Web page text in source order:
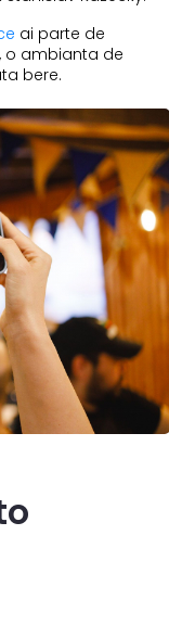
ai parte de
o ambianta de
bere.